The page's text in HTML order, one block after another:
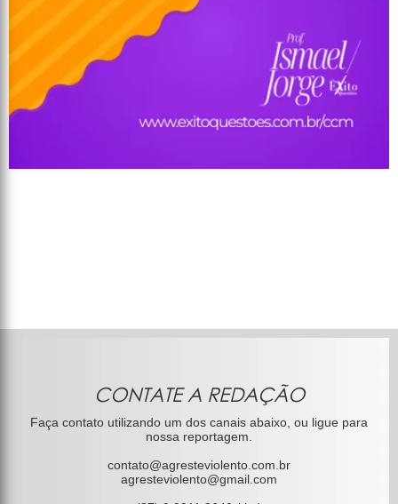
CONTATE A REDAÇÃO
Faça contato utilizando um dos canais abaixo, ou ligue para
nossa reportagem.
contato@agresteviolento.com.br
agresteviolento@gmail.com